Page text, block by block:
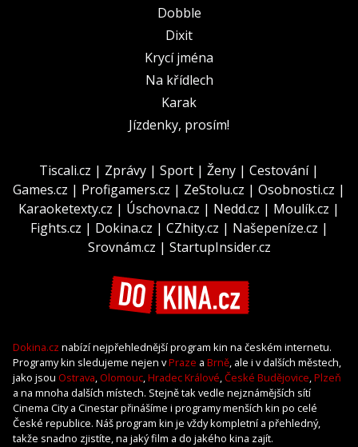
Dobble
Dixit
Krycí jména
Na křídlech
Karak
Jízdenky, prosím!
Tiscali.cz | Zprávy | Sport | Ženy | Cestování|
Games.cz | Profigamers.cz | ZeStolu.cz | Osobnosti.cz |
Karaoketexty.cz | Úschovna.cz | Nedd.cz | Moulík.cz |
Fights.cz | Dokina.cz | CZhity.cz | Našepeníze.cz |
Srovnám.cz | StartupInsider.cz
Dokina.cz nabízí nejpřehlednější program kin na českém internetu.
Programy kin sledujeme nejen vPraze a Brně, ale i v dalších městech,
jako jsou Ostrava, Olomouc,Hradec Králové,České Budějovice,Plzeň
a na mnoha dalších místech. Stejně tak vedle nejznámějších sítí
Cinema City a Cinestar přinášíme i programy menších kin po celé
České republice. Náš program kin je vždy kompletní a přehledný,
takže snadno zjistíte, na jaký film a do jakého kina zajít.